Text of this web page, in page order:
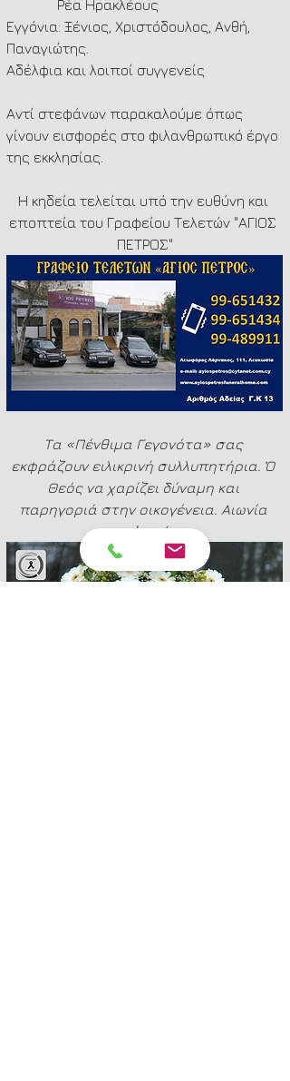
              Ρέα Ηρακλέους
Εγγόνια: Ξένιος, Χριστόδουλος, Ανθή,
Παναγιώτης.
Αδέλφια και λοιποί συγγενείς
Αντί στεφάνων παρακαλούμε όπως
γίνουν εισφορές στο φιλανθρωπικό έργο
της εκκλησίας.
Η κηδεία τελείται υπό την ευθύνη και
εποπτεία του Γραφείου Τελετών "ΑΓΙΟΣ
ΠΕΤΡΟΣ"
Τα «Πένθιμα Γεγονότα» σας
εκφράζουν ειλικρινή συλλυπητήρια. Ὁ
Θεός να χαρίζει δύναμη και
παρηγοριά στην οικογένεια. Αιωνία
της ἡ μνήμη